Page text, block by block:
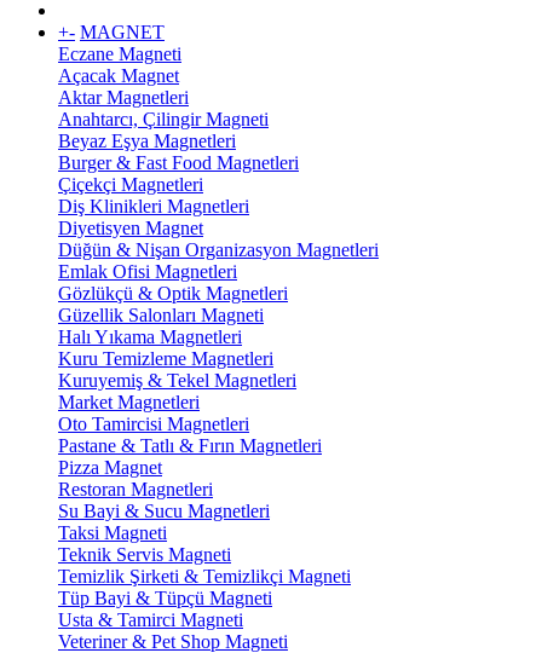
+- MAGNET
Eczane Magneti
Açacak Magnet
Aktar Magnetleri
Anahtarcı, Çilingir Magneti
Beyaz Eşya Magnetleri
Burger & Fast Food Magnetleri
Çiçekçi Magnetleri
Diş Klinikleri Magnetleri
Diyetisyen Magnet
Düğün & Nişan Organizasyon Magnetleri
Emlak Ofisi Magnetleri
Gözlükçü & Optik Magnetleri
Güzellik Salonları Magneti
Halı Yıkama Magnetleri
Kuru Temizleme Magnetleri
Kuruyemiş & Tekel Magnetleri
Market Magnetleri
Oto Tamircisi Magnetleri
Pastane & Tatlı & Fırın Magnetleri
Pizza Magnet
Restoran Magnetleri
Su Bayi & Sucu Magnetleri
Taksi Magneti
Teknik Servis Magneti
Temizlik Şirketi & Temizlikçi Magneti
Tüp Bayi & Tüpçü Magneti
Usta & Tamirci Magneti
Veteriner & Pet Shop Magneti